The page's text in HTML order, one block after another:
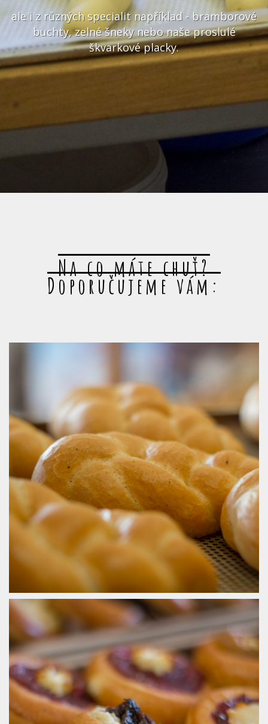
ale i z různých specialit například - bramborové
buchty, zelné šneky nebo naše proslulé
škvarkové placky.
Na co máte chuť?
Doporučujeme vám: